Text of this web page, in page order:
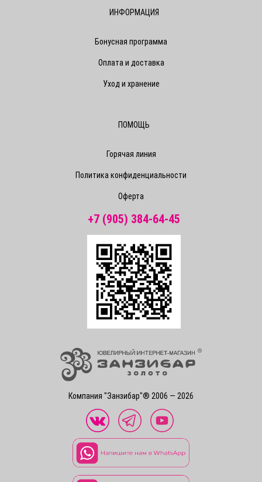
Компания "Занзибар"® 2006 — 2026
ИНФОРМАЦИЯ
Бонусная программа
Оплата и доставка
Уход и хранение
ПОМОЩЬ
Горячая линия
Политика конфиденциальности
Оферта
+7 (905) 384-64-45